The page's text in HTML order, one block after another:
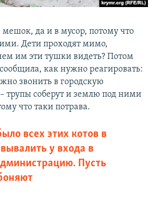
мешок, да и в мусор, потому что
Дети проходят мимо,
им эти тушки видеть? Потом
как нужно реагировать:
звонить в городскую
трупы соберут и землю под ними
что таки потрава.
всех этих котов в
у входа в
Пусть